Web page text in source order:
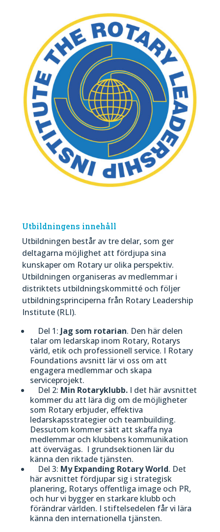
Utbildningens innehåll
Utbildningen består av tre delar, som ger
deltagarna möjlighet att fördjupa sina
kunskaper om Rotary ur olika perspektiv.
Utbildningen organiseras av medlemmar i
distriktets utbildningskommitté och följer
utbildningsprinciperna från Rotary Leadership
Institute (RLI).
Del 1: Jag som rotarian. Den här delen
talar om ledarskap inom Rotary, Rotarys
värld, etik och professionell service. I Rotary
Foundations avsnitt lär vi oss om att
engagera medlemmar och skapa
serviceprojekt.
Del 2: Min Rotaryklubb.I det här avsnittet
kommer du att lära dig om de möjligheter
som Rotary erbjuder, effektiva
ledarskapsstrategier och teambuilding.
Dessutom kommer sätt att skaffa nya
medlemmar och klubbens kommunikation
att övervägas. I grundsektionen lär du
känna den riktade tjänsten.
Del 3: My Expanding Rotary World. Det
här avsnittet fördjupar sig i strategisk
planering, Rotarys offentliga image och PR,
och hur vi bygger en starkare klubb och
förändrar världen. I stiftelsedelen får vi lära
känna den internationella tjänsten.